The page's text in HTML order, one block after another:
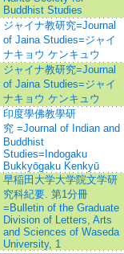
Buddhist Studies
ジャイナ教研究=Journal
of Jaina Studies=ジャイ
ナキョウ ケンキュウ
ジャイナ教研究=Journal
of Jaina Studies=ジャイ
ナキョウ ケンキュウ
印度學佛教學研
究 =Journal of Indian and
Buddhist
Studies=Indogaku
Bukkyōgaku Kenkyū
早稲田大学大学院文学研
究科紀要. 第1分冊
=Bulletin of the Graduate
Division of Letters, Arts
and Sciences of Waseda
University, 1